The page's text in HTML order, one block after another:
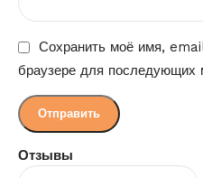
Отзывы
Сохранить моё имя,
браузере для последующих